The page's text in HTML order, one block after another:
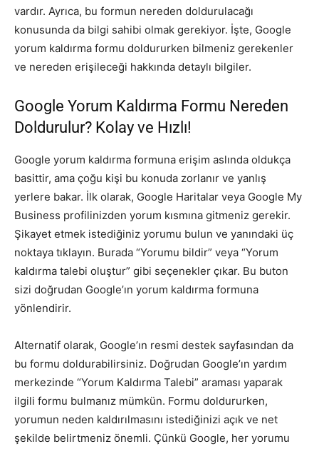
vardır. Ayrıca, bu formun nereden doldurulacağı
konusunda da bilgi sahibi olmak gerekiyor. İşte, Google
yorum kaldırma formu doldururken bilmeniz gerekenler
ve nereden erişileceği hakkında detaylı bilgiler.
Google Yorum Kaldırma Formu Nereden
Doldurulur? Kolay ve Hızlı!
Google yorum kaldırma formuna erişim aslında oldukça
basittir, ama çoğu kişi bu konuda zorlanır ve yanlış
yerlere bakar. İlk olarak, Google Haritalar veya Google My
Business profilinizden yorum kısmına gitmeniz gerekir.
Şikayet etmek istediğiniz yorumu bulun ve yanındaki üç
noktaya tıklayın. Burada “Yorumu bildir” veya “Yorum
kaldırma talebi oluştur” gibi seçenekler çıkar. Bu buton
sizi doğrudan Google’ın yorum kaldırma formuna
yönlendirir.
Alternatif olarak, Google’ın resmi destek sayfasından da
bu formu doldurabilirsiniz. Doğrudan Google’ın yardım
merkezinde “Yorum Kaldırma Talebi” araması yaparak
ilgili formu bulmanız mümkün. Formu doldururken,
yorumun neden kaldırılmasını istediğinizi açık ve net
şekilde belirtmeniz önemli. Çünkü Google, her yorumu